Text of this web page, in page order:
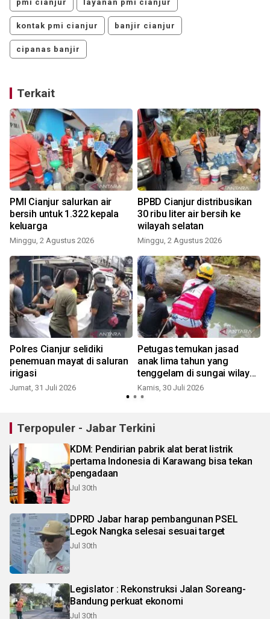
pmi cianjur layanan pmi cianjur
kontak pmi cianjur banjir cianjur
cipanas banjir
Terkait
PMI Cianjur salurkan air
bersih untuk 1.322 kepala
keluarga
Minggu, 2 Agustus 2026
BPBD Cianjur distribusikan
30 ribu liter air bersih ke
wilayah selatan
Minggu, 2 Agustus 2026
Polres Cianjur selidiki
penemuan mayat di saluran
irigasi
Jumat, 31 Juli 2026
Petugas temukan jasad
anak lima tahun yang
tenggelam di sungai wilayah
Cilaku-Cianjur
Kamis, 30 Juli 2026
Terpopuler - Jabar Terkini
KDM: Pendirian pabrik alat berat listrik
pertama Indonesia di Karawang bisa tekan
pengadaan
Jul 30th
DPRD Jabar harap pembangunan PSEL
Legok Nangka selesai sesuai target
Jul 30th
Legislator : Rekonstruksi Jalan Soreang-
Bandung perkuat ekonomi
Jul 30th